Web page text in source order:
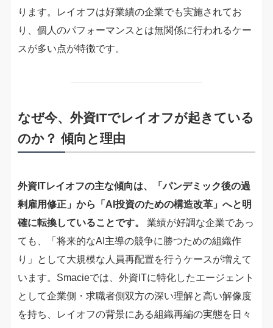
ります。レイオフは好業績の企業でも実施されてお
り、個人のパフォーマンスとは無関係に行われるケー
スが多い点が特徴です。
なぜ今、外資ITでレイオフが起きている
のか？ 傾向と理由
外資ITレイオフの主な傾向は、「パンデミック後の過
剰雇用修正」から「AI投資のための構造改革」へと明
確に転換していることです。
業績が好調な企業であっ
ても、「将来的なAI主導の競争に勝つための組織作
り」として大規模な人員再配置を行うケースが増えて
います。Smacieでは、外資ITに特化したエージェント
として企業側・求職者側双方の深い理解と高い解像度
を持ち、レイオフの背景にある組織再編の実態を日々